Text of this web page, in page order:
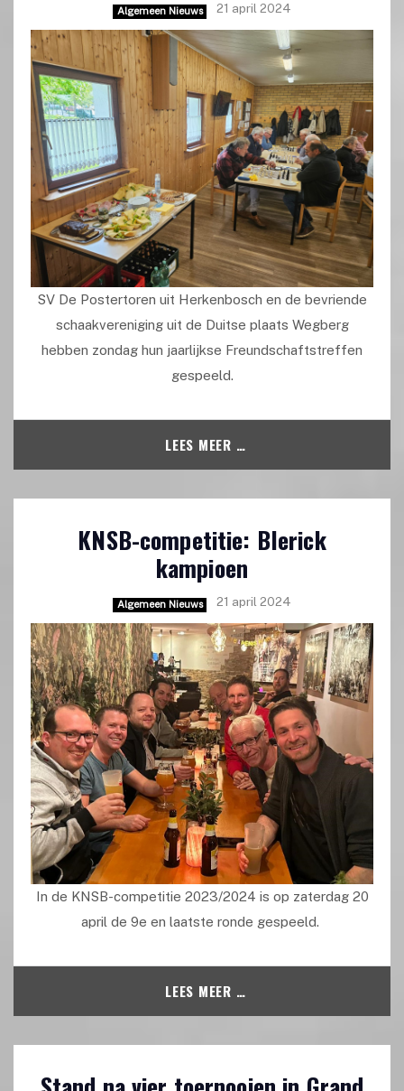
Algemeen Nieuws 21 april 2024
SV De Postertoren uit Herkenbosch en de bevriende
schaakvereniging uit de Duitse plaats Wegberg
hebben zondag hun jaarlijkse Freundschaftstreffen
gespeeld.
LEES MEER …
KNSB-competitie: Blerick
kampioen
Algemeen Nieuws 21 april 2024
In de KNSB-competitie 2023/2024 is op zaterdag 20
april de 9e en laatste ronde gespeeld.
LEES MEER …